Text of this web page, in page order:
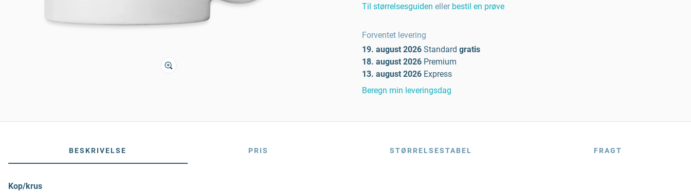
Til størrelsesguiden eller bestil en prøve
Forventet levering
19. august 2026 Standard gratis
18. august 2026 Premium
13. august 2026 Express
Beregn min leveringsdag
BESKRIVELSE PRIS STØRRELSESTABEL FRAGT
Kop/krus